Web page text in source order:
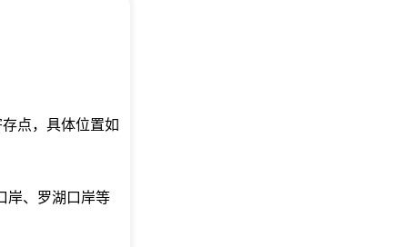
点，具体位置如
岸、罗湖口岸等